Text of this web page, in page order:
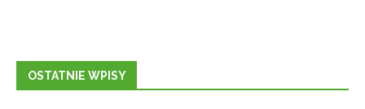
OSTATNIE WPISY